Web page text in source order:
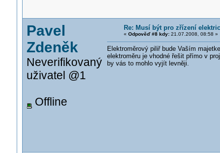
Pavel
Zdeněk
Neverifikovaný
uživatel @1
Offline
Re: Musí být pro zřízení
« Odpověď #8 kdy:21.07.2008, 08:58 »
Elektroměrový piliř bude Vaším
elektroměru je vhodné řešit přímo v
by vás to mohlo vyjít levněji.